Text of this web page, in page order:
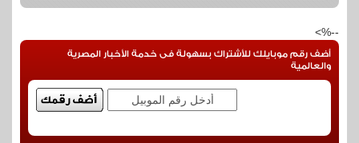
--%>
أضف رقم موبايلك للأشتراك بسهولة فى خدمة الأخبار المصرية
والعالمية